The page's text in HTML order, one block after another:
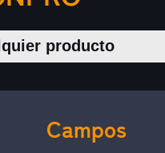
productos
Campos